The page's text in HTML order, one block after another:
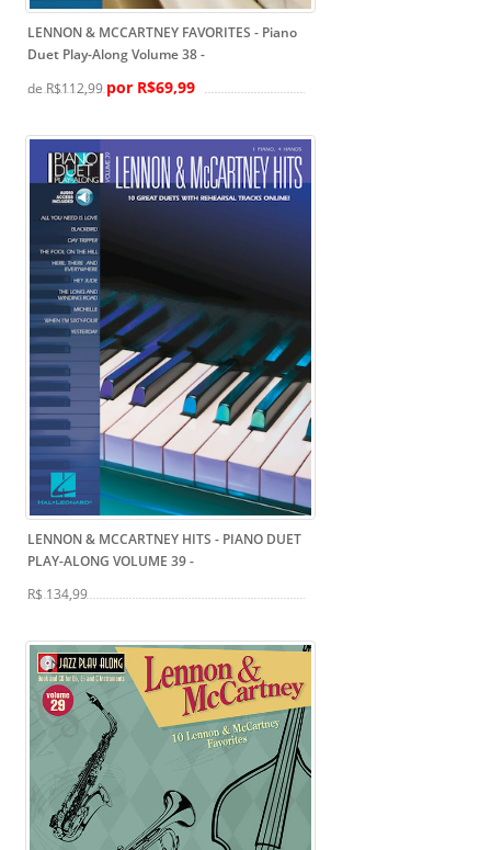
LENNON & MCCARTNEY FAVORITES - Piano
Duet Play-Along Volume 38-
de R$112,99por R$69,99
LENNON & MCCARTNEY HITS - PIANO DUET
PLAY-ALONG VOLUME 39-
R$ 134,99